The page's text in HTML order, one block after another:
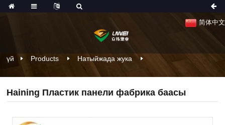
简体中文
үй Products Натыйжада жука
Haining Пластик панели фабрика баасы